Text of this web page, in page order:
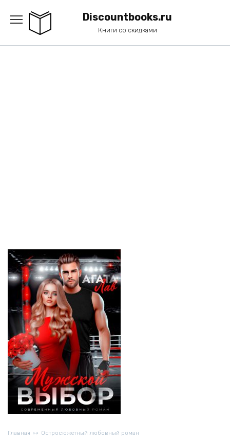
содержанию
Discountbooks.ru
Книги со скидками
Главная Остросюжетный любовный роман